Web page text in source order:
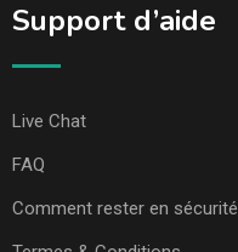
Support d’aide
Live Chat
FAQ
Comment rester en sécurité